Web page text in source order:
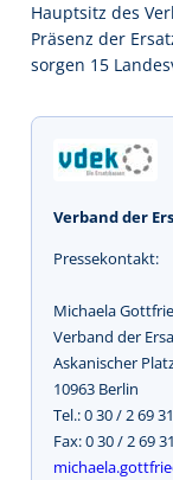
Hauptsitz des
Präsenz der
sorgen 15
Verband der
Pressekontakt:
Michaela
Verband der
Askanischer
10963 Berlin
Tel.: 0 30 / 2 69
Fax: 0 30 / 2 69